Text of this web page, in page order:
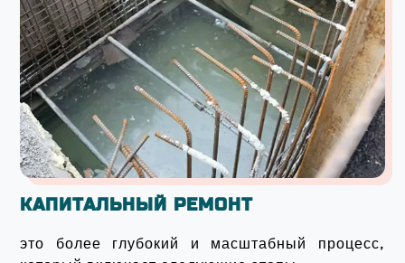
КАПИТАЛЬНЫЙ РЕМОНТ
это более глубокий и масштабный процесс,